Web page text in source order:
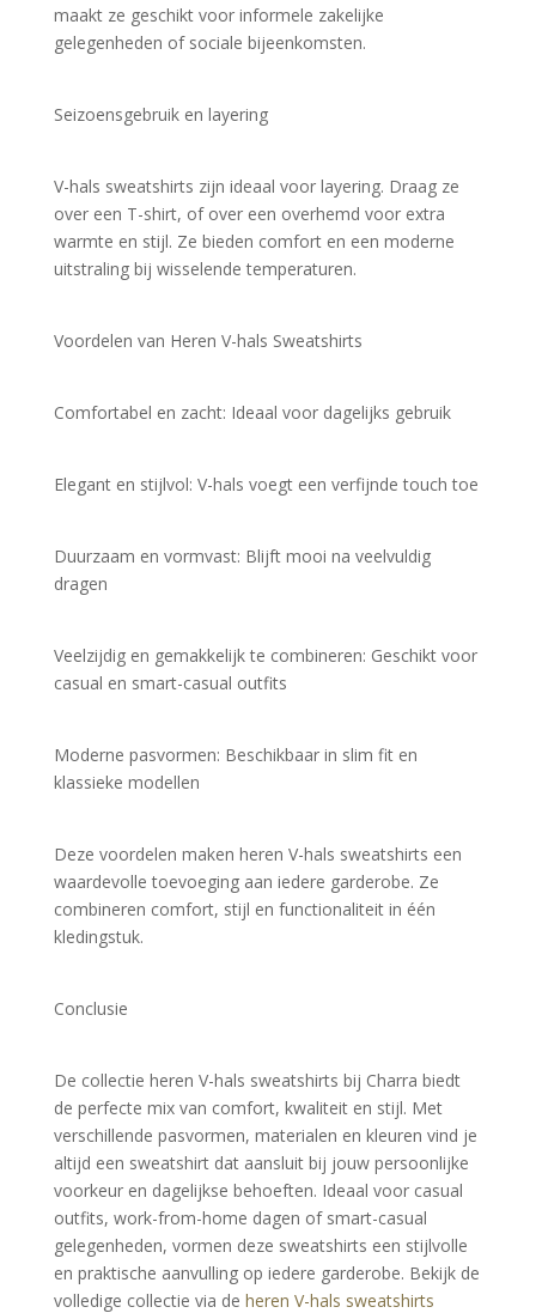
maakt ze geschikt voor informele zakelijke
gelegenheden of sociale bijeenkomsten.
Seizoensgebruik en layering
V-hals sweatshirts zijn ideaal voor layering. Draag ze
over een T-shirt, of over een overhemd voor extra
warmte en stijl. Ze bieden comfort en een moderne
uitstraling bij wisselende temperaturen.
Voordelen van Heren V-hals Sweatshirts
Comfortabel en zacht: Ideaal voor dagelijks gebruik
Elegant en stijlvol: V-hals voegt een verfijnde touch toe
Duurzaam en vormvast: Blijft mooi na veelvuldig
dragen
Veelzijdig en gemakkelijk te combineren: Geschikt voor
casual en smart-casual outfits
Moderne pasvormen: Beschikbaar in slim fit en
klassieke modellen
Deze voordelen maken heren V-hals sweatshirts een
waardevolle toevoeging aan iedere garderobe. Ze
combineren comfort, stijl en functionaliteit in één
kledingstuk.
Conclusie
De collectie heren V-hals sweatshirts bij Charra biedt
de perfecte mix van comfort, kwaliteit en stijl. Met
verschillende pasvormen, materialen en kleuren vind je
altijd een sweatshirt dat aansluit bij jouw persoonlijke
voorkeur en dagelijkse behoeften. Ideaal voor casual
outfits, work-from-home dagen of smart-casual
gelegenheden, vormen deze sweatshirts een stijlvolle
en praktische aanvulling op iedere garderobe. Bekijk de
volledige collectie via de heren V-hals sweatshirts